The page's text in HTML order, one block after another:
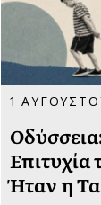
1
Ήταν η